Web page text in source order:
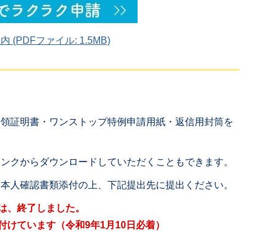
(PDFファイル: 1.5MB)
証明書・ワンストップ特例申請用紙・返信用封筒を
クからダウンロードしていただくこともできます。
人確認書類添付の上、下記提出先に提出ください。
、終了しました。
けています（令和9年1月10日必着）